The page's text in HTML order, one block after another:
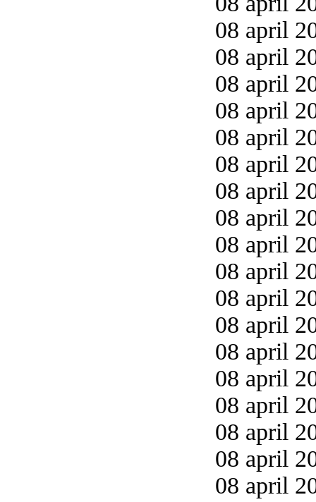
08 april
08 april
08 april
08 april
08 april
08 april
08 april
08 april
08 april
08 april
08 april
08 april
08 april
08 april
08 april
08 april
08 april
08 april